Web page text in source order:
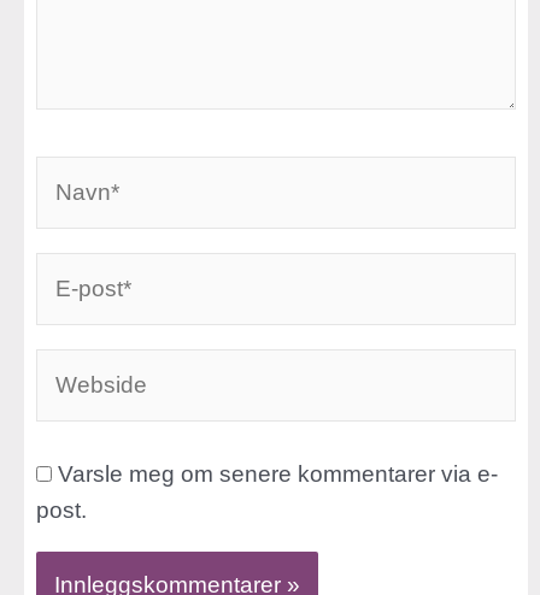
post*
Varsle meg om senere kommentarer via e-
post.